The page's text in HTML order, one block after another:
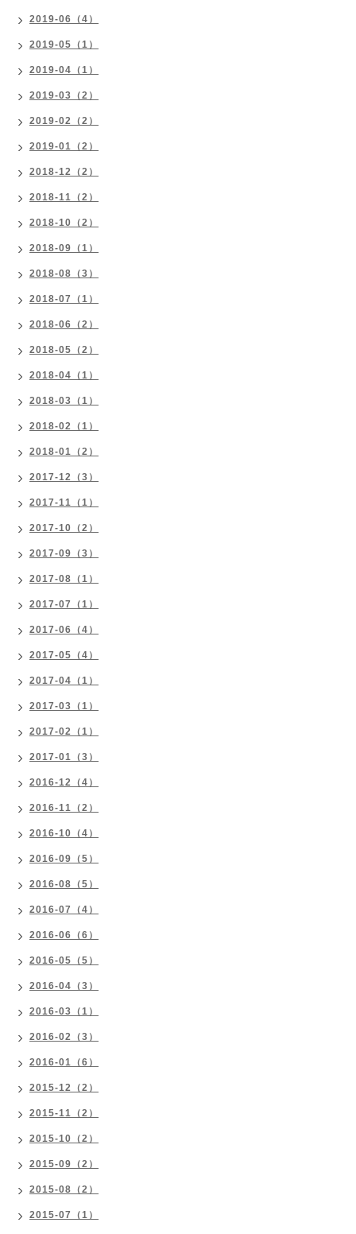
2019-06（4）
2019-05（1）
2019-04（1）
2019-03（2）
2019-02（2）
2019-01（2）
2018-12（2）
2018-11（2）
2018-10（2）
2018-09（1）
2018-08（3）
2018-07（1）
2018-06（2）
2018-05（2）
2018-04（1）
2018-03（1）
2018-02（1）
2018-01（2）
2017-12（3）
2017-11（1）
2017-10（2）
2017-09（3）
2017-08（1）
2017-07（1）
2017-06（4）
2017-05（4）
2017-04（1）
2017-03（1）
2017-02（1）
2017-01（3）
2016-12（4）
2016-11（2）
2016-10（4）
2016-09（5）
2016-08（5）
2016-07（4）
2016-06（6）
2016-05（5）
2016-04（3）
2016-03（1）
2016-02（3）
2016-01（6）
2015-12（2）
2015-11（2）
2015-10（2）
2015-09（2）
2015-08（2）
2015-07（1）